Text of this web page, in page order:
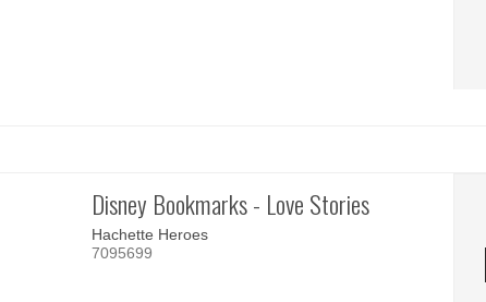
Disney Bookmarks - Love Stories
Hachette Heroes
7095699